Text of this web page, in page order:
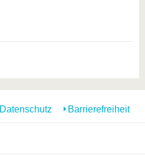
Datenschutz Barrierefreiheit